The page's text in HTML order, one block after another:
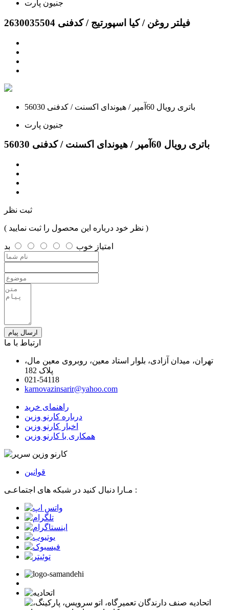
جنیون پارت
فیلتر روغن / کیا اسپورتیج / کدفنی 2630035504
باتری رویال 60آمپر / هیوندای اکسنت / کدفنی 56030
جنیون پارت
باتری رویال 60آمپر / هیوندای اکسنت / کدفنی 56030
ثبت نظر
( نظر خود درباره این محصول را ثبت نمایید )
امتیاز خوب بد
ارسال پیام
ارتباط با ما
تهران، میدان آزادی، بلوار استاد معین، روبروی معین مال،
پلاک 182
021-54118
karnovazinsarir@yahoo.com
راهنمای خرید
درباره کارنو وزین
اخبار کارنو وزین
همکاری با کارنو وزین
قوانین
مـارا دنبال کنید در شبکه های اجتماعـی :